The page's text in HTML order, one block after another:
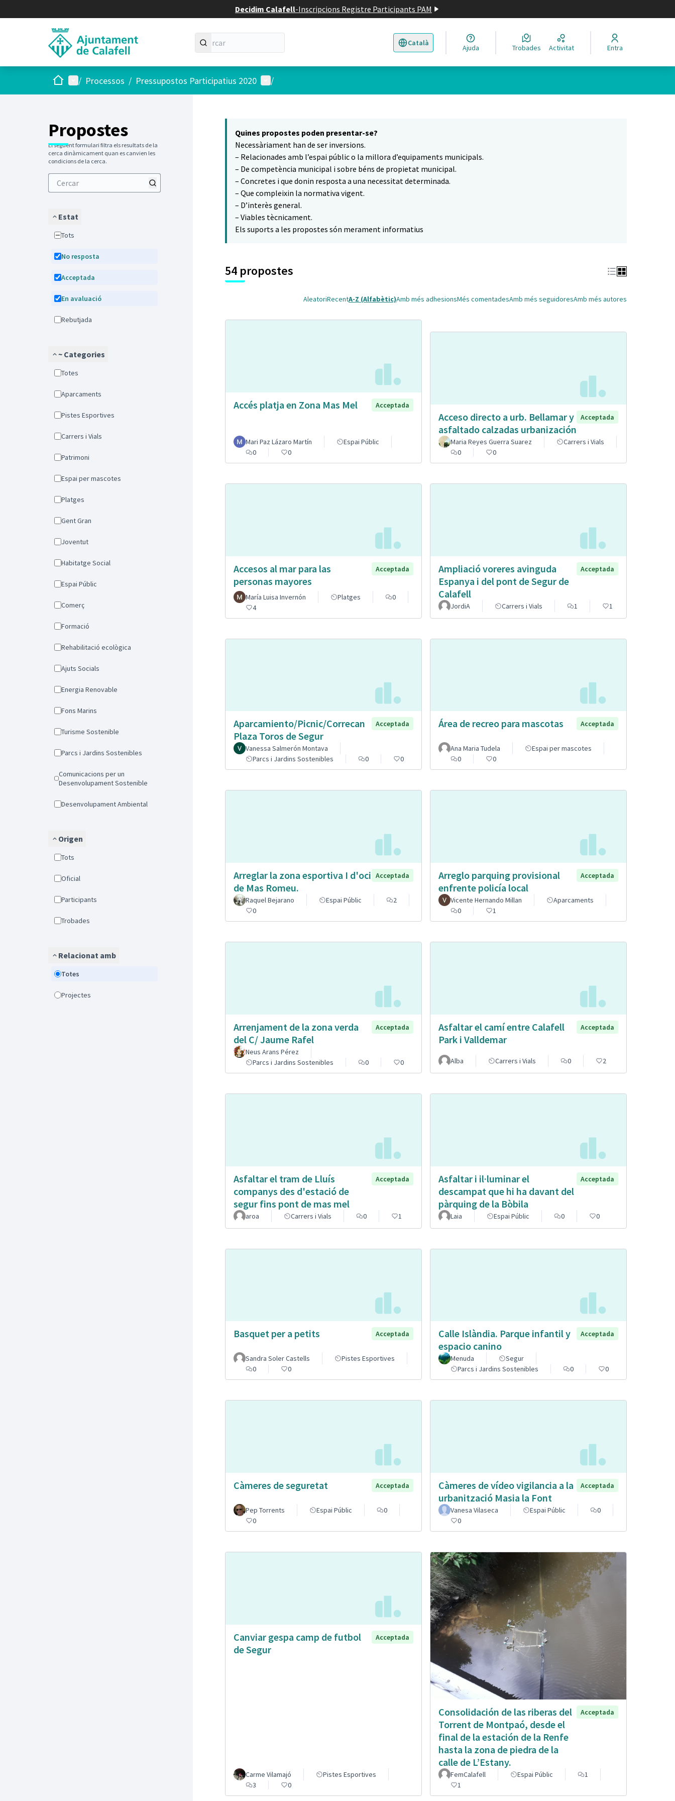
Decidim Calafell-Inscripcions Registre Participants PAM
Català
Triar la llengua Elegir el idioma
Ajuda Trobades Activitat Entra
Inici Menú principal
/ Processos / Pressupostos Participatius 2020 Menú d'usuari
/
Propostes
El següent formulari filtra els resultats de la
cerca dinàmicament quan es canvien les
condicions de la cerca.
Estat
Tots
No resposta
Acceptada
En avaluació
Rebutjada
~ Categories
Totes
Aparcaments
Pistes Esportives
Carrers i Vials
Patrimoni
Espai per mascotes
Platges
Gent Gran
Joventut
Habitatge Social
Espai Públic
Comerç
Formació
Rehabilitació ecològica
Ajuts Socials
Energia Renovable
Fons Marins
Turisme Sostenible
Parcs i Jardins Sostenibles
Comunicacions per un
Desenvolupament Sostenible
Desenvolupament Ambiental
Origen
Tots
Oficial
Participants
Trobades
Relacionat amb
Totes
Projectes
Quines propostes poden presentar-se?
Necessàriament han de ser inversions.
– Relacionades amb l’espai públic o la millora d’equipaments municipals.
– De competència municipal i sobre béns de propietat municipal.
– Concretes i que donin resposta a una necessitat determinada.
– Que compleixin la normativa vigent.
– D’interès general.
– Viables tècnicament.
Els suports a les propostes són merament informatius
54 propostes
AleatoriRecentA-Z (Alfabètic)Amb més adhesionsMés comentadesAmb més seguidoresAmb més autores
Accés platja en Zona Mas Mel Acceptada
Mari Paz Lázaro Martín
Espai Públic
0
0
Acceso directo a urb. Bellamar y
asfaltado calzadas urbanización
Acceptada
Maria Reyes Guerra Suarez
Carrers i Vials
0
0
Accesos al mar para las
personas mayores
Acceptada
María Luisa Invernón Platges
0
4
Ampliació voreres avinguda
Espanya i del pont de Segur de
Calafell
Acceptada
JordiA Carrers i Vials 1 1
Aparcamiento/Picnic/Correcan
Plaza Toros de Segur
Acceptada
Vanessa Salmerón Montava
Parcs i Jardins Sostenibles
0 0
Área de recreo para mascotas Acceptada
Ana Maria Tudela
Espai per mascotes
0
0
Arreglar la zona esportiva I d'oci
de Mas Romeu.
Acceptada
Raquel Bejarano Espai Públic
2
0
Arreglo parquing provisional
enfrente policía local
Acceptada
Vicente Hernando Millan
Aparcaments
0
1
Arrenjament de la zona verda
del C/ Jaume Rafel
Acceptada
Neus Arans Pérez
Parcs i Jardins Sostenibles
0 0
Asfaltar el camí entre Calafell
Park i Valldemar
Acceptada
Alba Carrers i Vials 0 2
Asfaltar el tram de Lluís
companys des d'estació de
segur fins pont de mas mel
Acceptada
aroa Carrers i Vials 0 1
Asfaltar i il·luminar el
descampat que hi ha davant del
pàrquing de la Bòbila
Acceptada
Laia Espai Públic 0 0
Basquet per a petits Acceptada
Sandra Soler Castells
Pistes Esportives
0
0
Calle Islàndia. Parque infantil y
espacio canino
Acceptada
Menuda
Segur
Parcs i Jardins Sostenibles
0 0
Càmeres de seguretat Acceptada
Pep Torrents Espai Públic
0
0
Càmeres de vídeo vigilancia a la
urbanització Masia la Font
Acceptada
Vanesa Vilaseca Espai Públic
0
0
Canviar gespa camp de futbol
de Segur
Acceptada
Carme Vilamajó
Pistes Esportives
3
0
Consolidación de las riberas del
Torrent de Montpaó, desde el
final de la estación de la Renfe
hasta la zona de piedra de la
calle de L’Estany.
Acceptada
FemCalafell Espai Públic
1
1